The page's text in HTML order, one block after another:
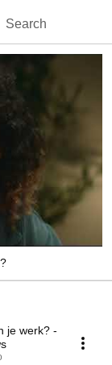
Search
je werk? -